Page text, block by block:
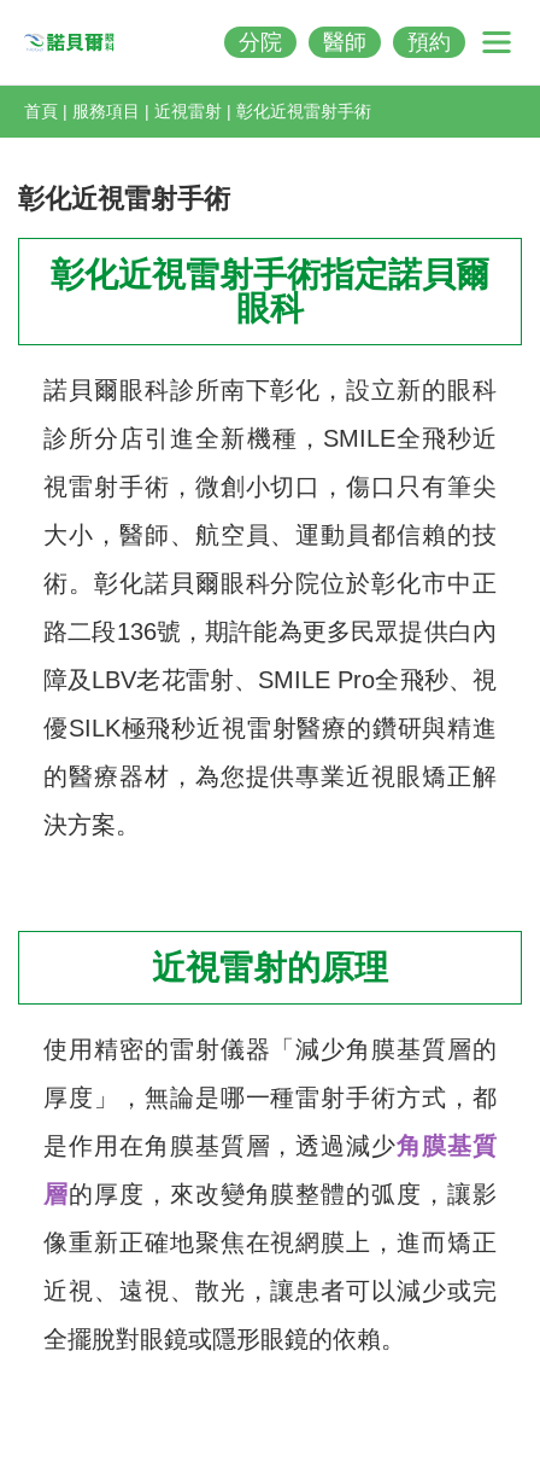
分院 醫師 預約
首頁 | 服務項目 | 近視雷射 | 彰化近視雷射手術
彰化近視雷射手術
彰化近視雷射手術指定諾貝爾
眼科
諾貝爾眼科診所南下彰化，設立新的眼科
診所分店引進全新機種，SMILE全飛秒近
視雷射手術，微創小切口，傷口只有筆尖
大小，醫師、航空員、運動員都信賴的技
術。彰化諾貝爾眼科分院位於彰化市中正
路二段136號，期許能為更多民眾提供白內
障及LBV老花雷射、SMILE Pro全飛秒、視
優SILK極飛秒近視雷射醫療的鑽研與精進
的醫療器材，為您提供專業近視眼矯正解
決方案。
近視雷射的原理
使用精密的雷射儀器「減少角膜基質層的
厚度」，無論是哪一種雷射手術方式，都
是作用在角膜基質層，透過減少角膜基質
層的厚度，來改變角膜整體的弧度，讓影
像重新正確地聚焦在視網膜上，進而矯正
近視、遠視、散光，讓患者可以減少或完
全擺脫對眼鏡或隱形眼鏡的依賴。